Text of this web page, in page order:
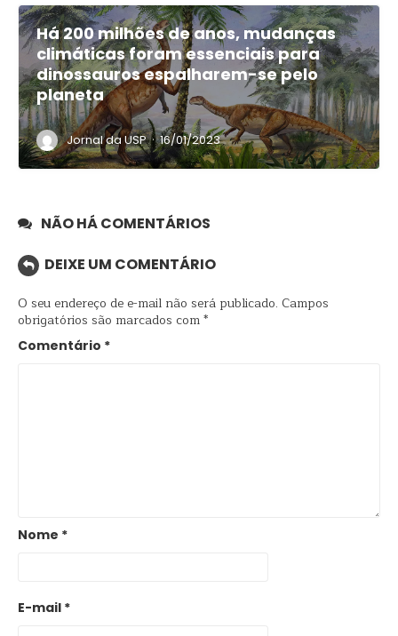
Há 200 milhões de anos, mudanças
climáticas foram essenciais para
dinossauros espalharem-se pelo
planeta
Jornal da USP · 16/01/2023
NÃO HÁ COMENTÁRIOS
DEIXE UM COMENTÁRIO
O seu endereço de e-mail não será publicado. Campos
obrigatórios são marcados com*
Comentário *
Nome *
E-mail *